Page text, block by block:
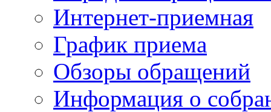
Интернет-приемная
График приема
Обзоры обращений
Информация о